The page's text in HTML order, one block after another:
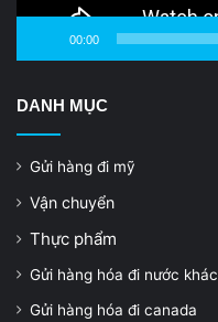
00:00
DANH MỤC
Gửi hàng đi mỹ
Vận chuyển
Thực phẩm
Gửi hàng hóa đi nước khác
Gửi hàng hóa đi canada